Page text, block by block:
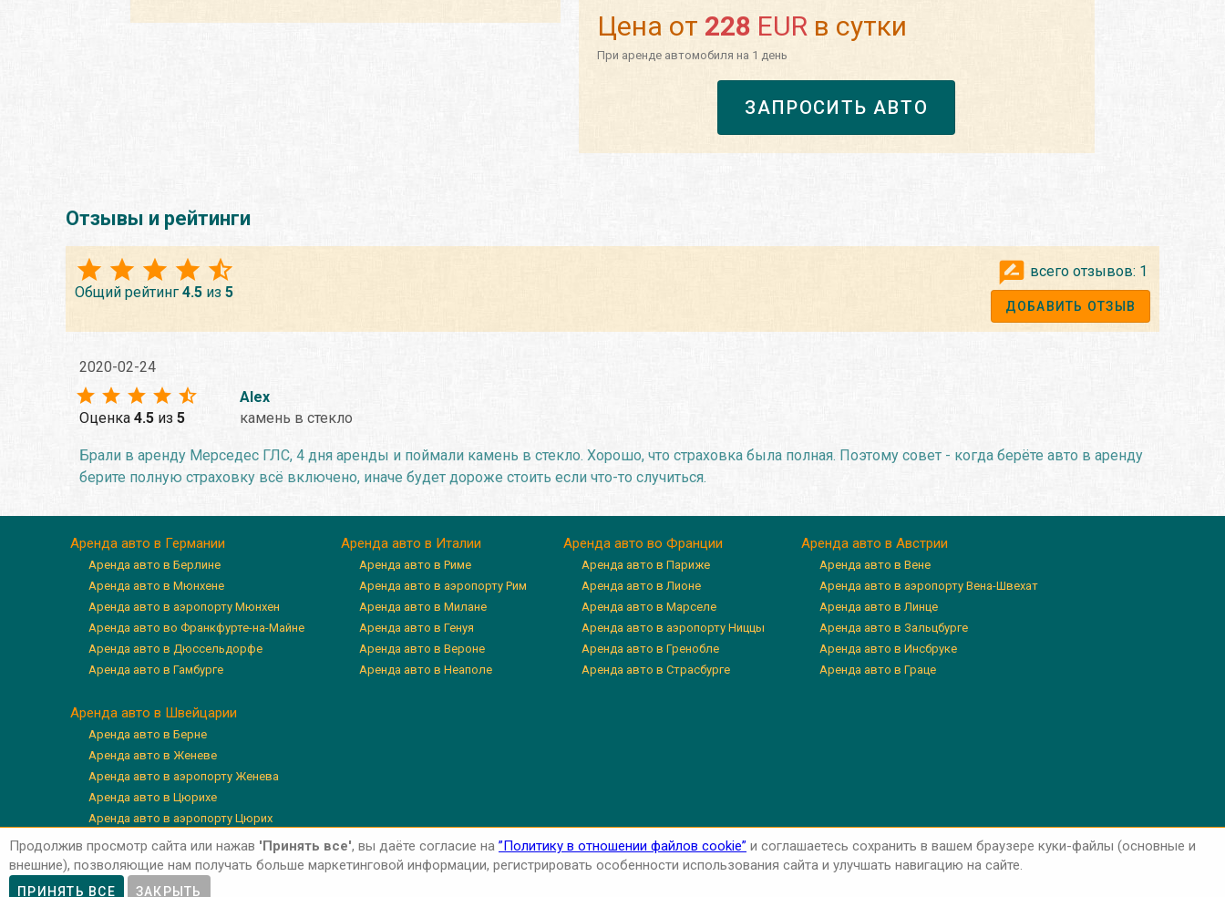
Цена от 228 EURв сутки
При аренде автомобиля на 1 день
ЗАПРОСИТЬ АВТО
Отзывы и рейтинги
Общий рейтинг 4.5 из 5
всего отзывов: 1
ДОБАВИТЬ ОТЗЫВ
2020-02-24
Оценка 4.5 из 5
Alex
камень в стекло
Брали в аренду Мерседес ГЛС, 4 дня аренды и поймали камень в стекло. Хорошо, что страховка была полная. Поэтому совет - когда берёте авто в аренду
берите полную страховку всё включено, иначе будет дороже стоить если что-то случиться.
Аренда авто в Германии
Аренда авто в Берлине
Аренда авто в Мюнхене
Аренда авто в аэропорту Мюнхен
Аренда авто во Франкфурте-на-Майне
Аренда авто в Дюссельдорфе
Аренда авто в Гамбурге
Аренда авто в Италии
Аренда авто в Риме
Аренда авто в аэропорту Рим
Аренда авто в Милане
Аренда авто в Генуя
Аренда авто в Вероне
Аренда авто в Неаполе
Аренда авто во Франции
Аренда авто в Париже
Аренда авто в Лионе
Аренда авто в Марселе
Аренда авто в аэропорту Ниццы
Аренда авто в Гренобле
Аренда авто в Страсбурге
Аренда авто в Австрии
Аренда авто в Вене
Аренда авто в аэропорту Вена-Швехат
Аренда авто в Линце
Аренда авто в Зальцбурге
Аренда авто в Инсбруке
Аренда авто в Граце
Аренда авто в Швейцарии
Аренда авто в Берне
Аренда авто в Женеве
Аренда авто в аэропорту Женева
Аренда авто в Цюрихе
Аренда авто в аэропорту Цюрих
Аренда авто в Люцерне
Продолжив просмотр сайта или нажав 'Принять все', вы даёте согласие на ”Политику в отношении файлов cookie” и соглашаетесь сохранить в вашем браузере куки-файлы (основные и
внешние), позволяющие нам получать больше маркетинговой информации, регистрировать особенности использования сайта и улучшать навигацию на сайте.
ПРИНЯТЬ ВСЕ ЗАКРЫТЬ